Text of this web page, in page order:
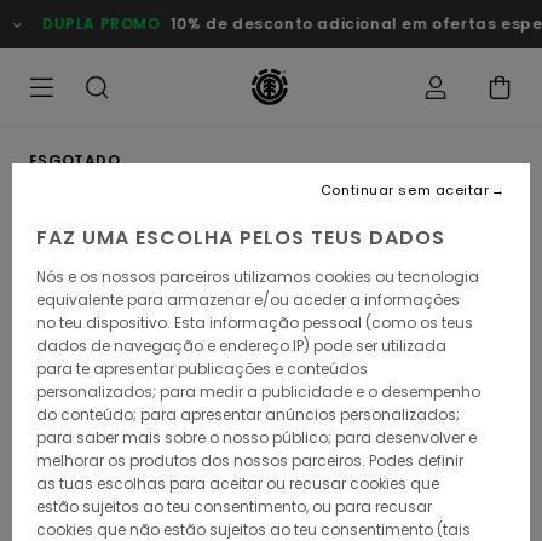
para
a
DUPLA PROMO 10% de desconto adicional em ofertas
ESGOTADO
FAZ UMA ESCOLHA PELOS TEUS DADOS
Nós e os nossos parceiros utilizamos cookies ou tecnologia
equivalente para armazenar e/ou aceder a informações
no teu dispositivo. Esta informação pessoal (como os teus
dados de navegação e endereço IP) pode ser utilizada
para te apresentar publicações e conteúdos
personalizados; para medir a publicidade e o desempenho
do conteúdo; para apresentar anúncios personalizados;
para saber mais sobre o nosso público; para desenvolver e
melhorar os produtos dos nossos parceiros. Podes definir
as tuas escolhas para aceitar ou recusar cookies que
estão sujeitos ao teu consentimento, ou para recusar
cookies que não estão sujeitos ao teu consentimento (tais
Continuar sem aceitar